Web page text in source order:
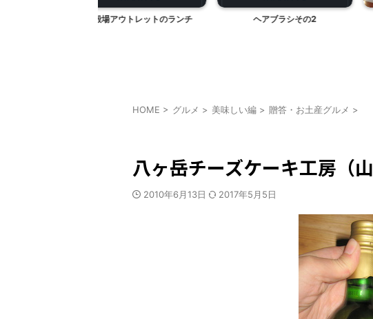
ヘアブラシその2 町田市立国際版画美術館
HOME > グルメ > 美味しい編 > 贈答・お土産グルメ >
八ヶ岳チーズケーキ工房（
2010年6月13日 2017年5月5日